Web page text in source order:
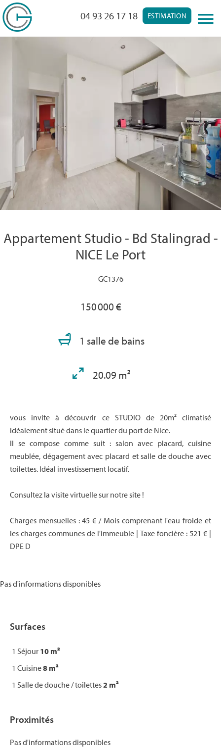
ESTIMATION
04 93 26 17 18
Appartement Studio - Bd Stalingrad -
NICE Le Port
GC1376
150 000 €
1 salle de bains
20.09 m²
vous invite à découvrir ce STUDIO de 20m² climatisé
idéalement situé dans le quartier du port de Nice.
Il se compose comme suit : salon avec placard, cuisine
meublée, dégagement avec placard et salle de douche avec
toilettes. Idéal investissement locatif.
Consultez la visite virtuelle sur notre site !
Charges mensuelles : 45 € / Mois comprenant l'eau froide et
les charges communes de l'immeuble | Taxe foncière : 521 € |
DPE D
Pas d'informations disponibles
Surfaces
1 Séjour 10 m²
1 Cuisine8 m²
1 Salle de douche / toilettes2 m²
Proximités
Pas d'informations disponibles